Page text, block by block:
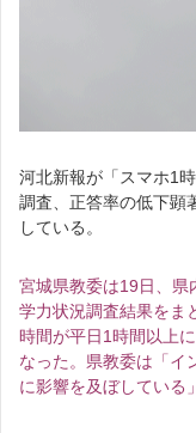
河北新報が「スマホ1
調査、正答率の低下顕
している。
宮城県教委は19日、県
学力状況調査結果をま
時間が平日1時間以上
なった。県教委は「イ
に影響を及ぼしている